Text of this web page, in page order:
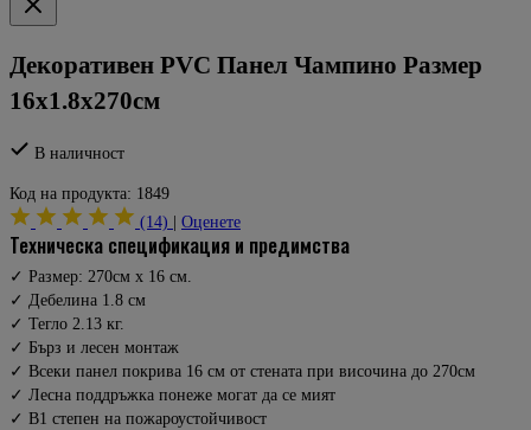
Декоративен PVC Панел Чампино Размер
16х1.8х270см
В наличност
Код на продукта: 1849
(14)
Оценете
техническа спецификация и предимства
✓ Размер: 270см х 16 см.
✓ Дебелина 1.8 см
✓ Тегло 2.13 кг.
✓ Бърз и лесен монтаж
✓ Всеки панел покрива 16 см от стената при височина до 270см
✓ Лесна поддръжка понеже могат да се мият
✓ B1 степен на пожароустойчивост